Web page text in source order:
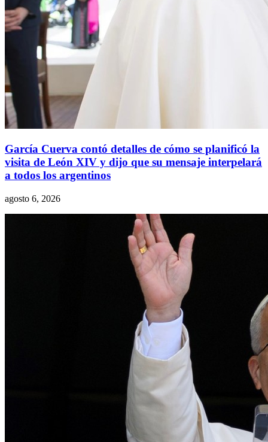
García Cuerva contó detalles de cómo se planificó la
visita de León XIV y dijo que su mensaje interpelará
a todos los argentinos
agosto 6, 2026